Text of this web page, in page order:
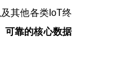
其他各类IoT终
可靠的核心数据